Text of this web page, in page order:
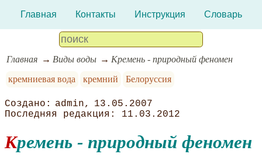
Главная Контакты Инструкция Словарь
Главная Виды воды
Кремень - природный феномен
кремниевая вода
кремний Белоруссия
admin
13.05.2007
11.03.2012
Кремень - природный феномен